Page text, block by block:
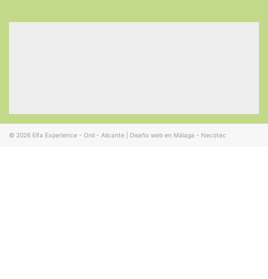
© 2026 Elfa Experience - Onil - Alicante Diseño web en Málaga - Necotec